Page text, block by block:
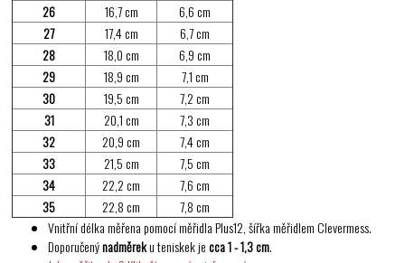
26
16,7 cm
6,6 cm
27
17,4 cm
6,7 cm
28
18,0 cm
6,9 cm
29
18,9 cm
7,1 cm
30
19,5 cm
7,2 cm
31
20,1 cm
7,3 cm
32
20,9 cm
7,4 cm
33
21,5 cm
7,5 cm
34
22,2 cm
7,6 cm
35
22,8 cm
7,8 cm
Vnitřní délka měřena pomocí měřidla Plus12, šířka měřidlem Clevermess.
Doporučenýnadměreku teniskek jecca 1 - 1,3 cm.